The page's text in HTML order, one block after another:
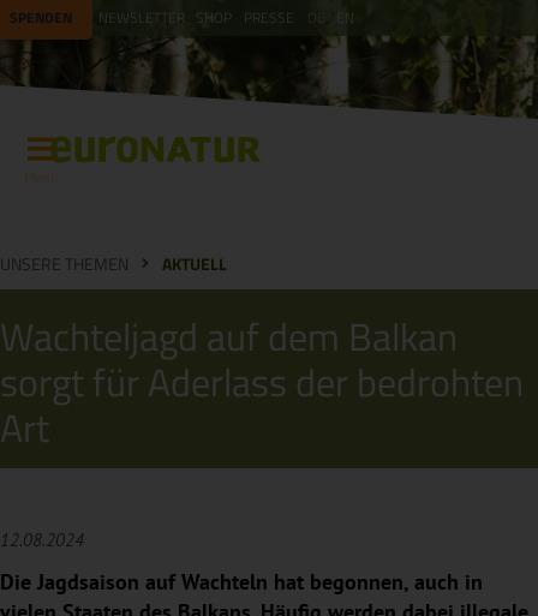
SPENDEN NEWSLETTER SHOP PRESSE EN
UNSERE THEMEN AKTUELL
Wachteljagd auf dem Balkan
sorgt für Aderlass der bedrohten
Art
12.08.2024
Die Jagdsaison auf Wachteln hat begonnen, auch in